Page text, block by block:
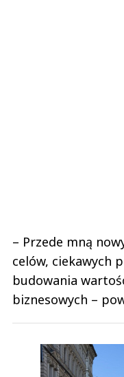
– Przede mną
celów, ciekawych
budowania
biznesowych –